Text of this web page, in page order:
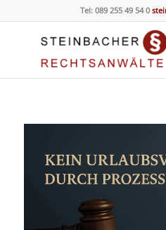
Tel: 089 255 49 54 0